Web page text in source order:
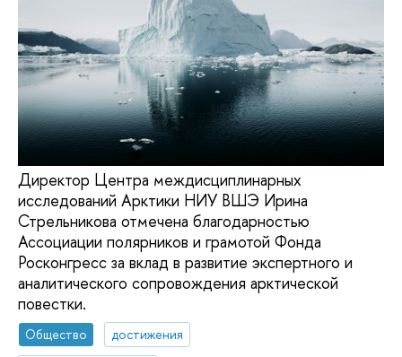
Директор Центра междисциплинарных
исследований Арктики НИУ ВШЭ Ирина
Стрельникова отмечена благодарностью
Ассоциации полярников и грамотой Фонда
Росконгресс за вклад в развитие экспертного и
аналитического сопровождения арктической
повестки.
Общество
достижения